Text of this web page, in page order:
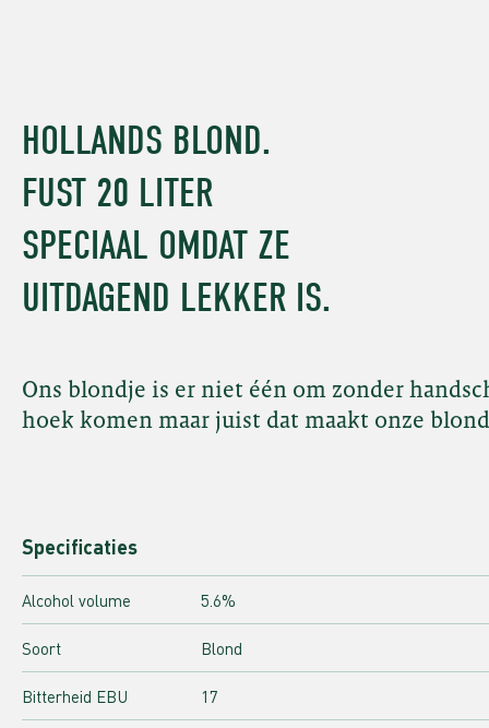
HOLLANDS BLOND.
FUST 20 LITER
SPECIAAL OMDAT ZE
UITDAGEND LEKKER IS.
Ons blondje is er niet één om zonder
hoek komen maar juist dat maakt onze
Specificaties
Alcohol volume 5.6%
Soort Blond
Bitterheid EBU 17